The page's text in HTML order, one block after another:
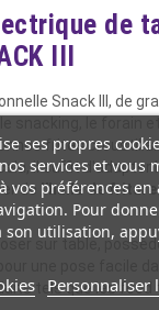
de
III
Snack III, de
frites
il suffit d'adapter
de l'huile de friture
sur table,
une pose facile
tels que les food
ses propres
services et vous
vos préférences en
Pour
son utilisation,
Personnaliser